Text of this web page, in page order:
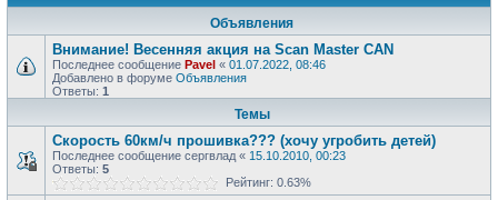
Объявления
Внимание! Весенняя акция на Scan Master CAN
Последнее сообщение Pavel « 01.07.2022, 08:46
Добавлено в форуме Объявления
Ответы: 1
Темы
Скорость 60км/ч прошивка??? (хочу угробить детей)
Последнее сообщение сергвлад « 15.10.2010, 00:23
Ответы: 5
Рейтинг: 0.63%